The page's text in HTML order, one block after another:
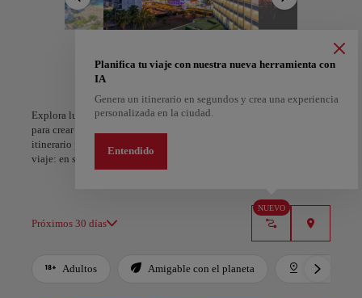
A Coruña Alicante
En los mercados al aire libre se muestra el alma de la isla: prendas
artesanales, cerámicas, productos ecológicos y joyas entre la música
para convertirse en una sensación que apetece llevarse de vuelta a
Explora lugares, experiencias y marca con el corazón tus favoritos
para crear tu ruta y compartirla. ¿Quieres más ideas? Obtén un
itinerario personalizado según tus intereses y la duración de tu
viaje: en sólo dos pasos y descargable en Google Maps.
Próximos 30 días
NUEVO
Planifica tu viaje con nuestra nueva herramienta con
IA
Genera un itinerario en segundos y crea una experiencia
personalizada en la ciudad.
Entendido
Adultos Amigable con el planeta
Destacados